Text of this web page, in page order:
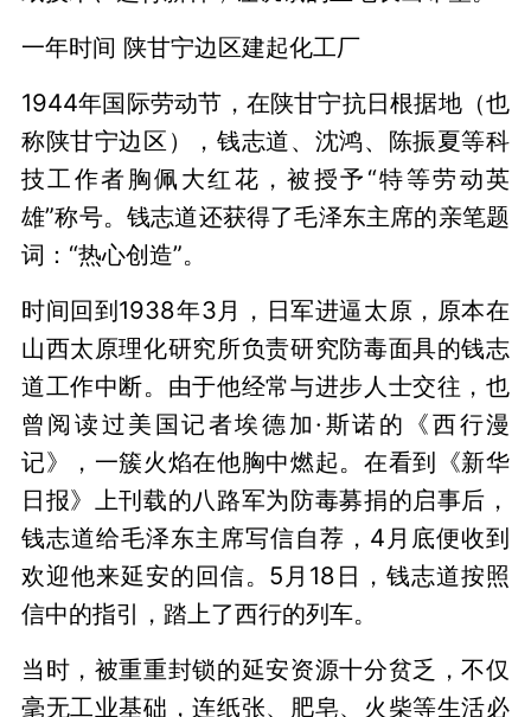
一年时间 陕甘宁边区建起化工厂
1944年国际劳动节，在陕甘宁抗日根据地（也
称陕甘宁边区），钱志道、沈鸿、陈振夏等科
技工作者胸佩大红花，被授予“特等劳动英
雄”称号。钱志道还获得了毛泽东主席的亲笔题
词：“热心创造”。
时间回到1938年3月，日军进逼太原，原本在
山西太原理化研究所负责研究防毒面具的钱志
道工作中断。由于他经常与进步人士交往，也
曾阅读过美国记者埃德加·斯诺的《西行漫
记》，一簇火焰在他胸中燃起。在看到《新华
日报》上刊载的八路军为防毒募捐的启事后，
钱志道给毛泽东主席写信自荐，4月底便收到
欢迎他来延安的回信。5月18日，钱志道按照
信中的指引，踏上了西行的列车。
当时，被重重封锁的延安资源十分贫乏，不仅
毫无工业基础，连纸张、肥皂、火柴等生活必